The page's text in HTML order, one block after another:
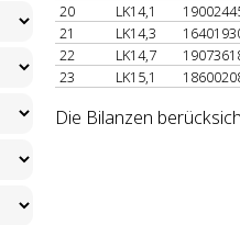
20
LK14,1
21
LK14,3
22
LK14,7
23
LK15,1
Die Bilanzen